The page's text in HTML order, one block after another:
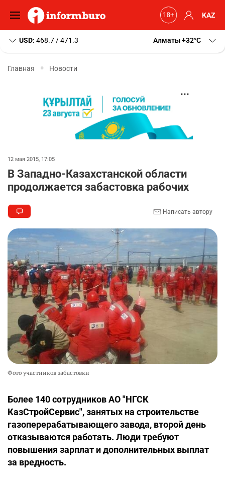
KAZ
USD: 468.7 / 471.3 Алматы+32 C
Главная Новости
12 мая 2015, 17:05
В Западно-Казахстанской области
продолжается забастовка рабочих
Написать автору
Фото участников забастовки
Более 140 сотрудников АО "НГСК
КазСтройСервис", занятых на строительстве
газоперерабатывающего завода, второй день
отказываются работать. Люди требуют
повышения зарплат и дополнительных выплат
за вредность.